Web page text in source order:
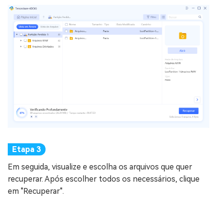
Em seguida, visualize e escolha os arquivos que quer
recuperar. Após escolher todos os necessários, clique
em "Recuperar".